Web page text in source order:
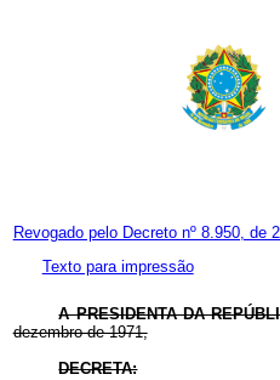
Revogado pelo Decreto nº 8.950, de
Texto para impressão
A PRESIDENTA DA
dezembro de 1971,
DECRETA: